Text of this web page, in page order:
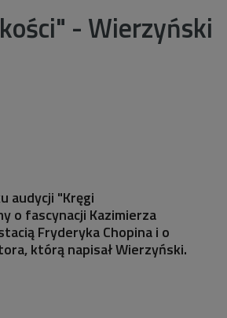
- Wierzyński
audycji "Kręgi
o fascynacji Kazimierza
Fryderyka Chopina i o
którą napisał Wierzyński.